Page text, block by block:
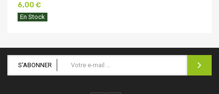
6,00 €
En Stock
S'ABONNER